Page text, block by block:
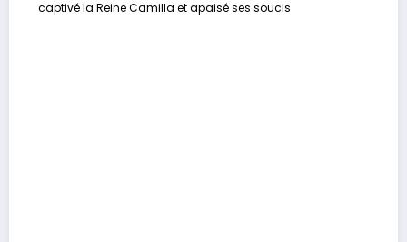
captivé la Reine Camilla et apaisé ses soucis